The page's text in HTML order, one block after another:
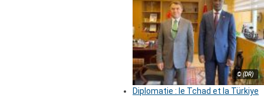
© (DR)
Diplomatie : le Tchad et la Türkiye